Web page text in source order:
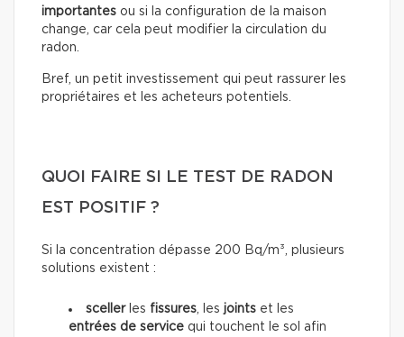
importantes ou si la configuration de la maison
change, car cela peut modifier la circulation du
radon.
Bref, un petit investissement qui peut rassurer les
propriétaires et les acheteurs potentiels.
QUOI FAIRE SI LE TEST DE RADON
EST POSITIF ?
Si la concentration dépasse 200 Bq/m³, plusieurs
solutions existent :
sceller les fissures , les joints et les
entrées de service qui touchent le sol afin